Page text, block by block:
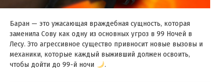
Баран — это ужасающая враждебная сущность, которая
заменила Сову как одну из основных угроз в 99 Ночей в
Лесу. Это агрессивное существо привносит новые вызовы и
механики, которые каждый выживший должен освоить,
чтобы дойти до 99-й ночи
.